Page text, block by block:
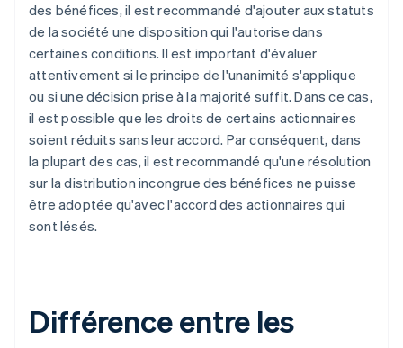
des bénéfices, il est recommandé d'ajouter aux statuts
de la société une disposition qui l'autorise dans
certaines conditions. Il est important d'évaluer
attentivement si le principe de l'unanimité s'applique
ou si une décision prise à la majorité suffit. Dans ce cas,
il est possible que les droits de certains actionnaires
soient réduits sans leur accord. Par conséquent, dans
la plupart des cas, il est recommandé qu'une résolution
sur la distribution incongrue des bénéfices ne puisse
être adoptée qu'avec l'accord des actionnaires qui
sont lésés.
Différence entre les